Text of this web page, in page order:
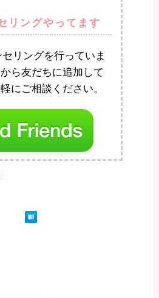
リングやってます
リングを行っていま
ら友だちに追加して
にご相談ください。